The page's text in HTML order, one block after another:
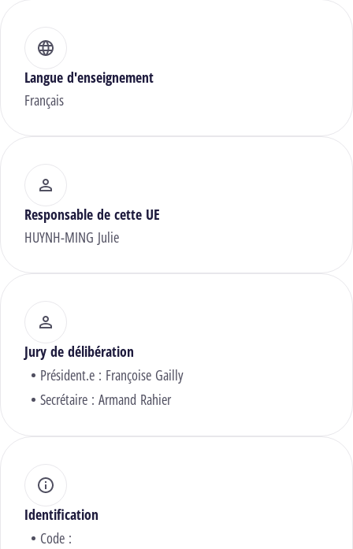
Langue d'enseignement
Français
Responsable de cette UE
HUYNH-MING Julie
Jury de délibération
Président.e : Françoise Gailly
Secrétaire : Armand Rahier
Identification
Code :